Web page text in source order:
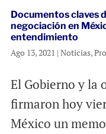
Documentos claves
negociación en
entendimiento
Ago 13, 2021 | Noticias,
El Gobierno y la
firmaron hoy
México un